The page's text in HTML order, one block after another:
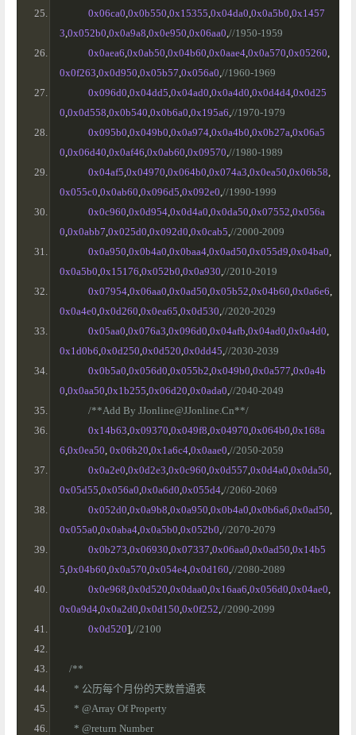
0x06ca0,0x0b550,0x15355,0x04da0,0x0a5b0,0x1457
3,0x052b0,0x0a9a8,0x0e950,0x06aa0,//1950-1959
0x0aea6,0x0ab50,0x04b60,0x0aae4,0x0a570,0x05260,
0x0f263,0x0d950,0x05b57,0x056a0,//1960-1969
0x096d0,0x04dd5,0x04ad0,0x0a4d0,0x0d4d4,0x0d25
0,0x0d558,0x0b540,0x0b6a0,0x195a6,//1970-1979
0x095b0,0x049b0,0x0a974,0x0a4b0,0x0b27a,0x06a5
0,0x06d40,0x0af46,0x0ab60,0x09570,//1980-1989
0x04af5,0x04970,0x064b0,0x074a3,0x0ea50,0x06b58,
0x055c0,0x0ab60,0x096d5,0x092e0,//1990-1999
0x0c960,0x0d954,0x0d4a0,0x0da50,0x07552,0x056a
0,0x0abb7,0x025d0,0x092d0,0x0cab5,//2000-2009
0x0a950,0x0b4a0,0x0baa4,0x0ad50,0x055d9,0x04ba0,
0x0a5b0,0x15176,0x052b0,0x0a930,//2010-2019
0x07954,0x06aa0,0x0ad50,0x05b52,0x04b60,0x0a6e6,
0x0a4e0,0x0d260,0x0ea65,0x0d530,//2020-2029
0x05aa0,0x076a3,0x096d0,0x04afb,0x04ad0,0x0a4d0,
0x1d0b6,0x0d250,0x0d520,0x0dd45,//2030-2039
0x0b5a0,0x056d0,0x055b2,0x049b0,0x0a577,0x0a4b
0,0x0aa50,0x1b255,0x06d20,0x0ada0,//2040-2049
/**Add By JJonline@JJonline.Cn**/
0x14b63,0x09370,0x049f8,0x04970,0x064b0,0x168a
6,0x0ea50, 0x06b20,0x1a6c4,0x0aae0,//2050-2059
0x0a2e0,0x0d2e3,0x0c960,0x0d557,0x0d4a0,0x0da50,
0x05d55,0x056a0,0x0a6d0,0x055d4,//2060-2069
0x052d0,0x0a9b8,0x0a950,0x0b4a0,0x0b6a6,0x0ad50,
0x055a0,0x0aba4,0x0a5b0,0x052b0,//2070-2079
0x0b273,0x06930,0x07337,0x06aa0,0x0ad50,0x14b5
5,0x04b60,0x0a570,0x054e4,0x0d160,//2080-2089
0x0e968,0x0d520,0x0daa0,0x16aa6,0x056d0,0x04ae0,
0x0a9d4,0x0a2d0,0x0d150,0x0f252,//2090-2099
0x0d520],//2100
/**
      * 公历每个月份的天数普通表
      * @Array Of Property
      * @return Number